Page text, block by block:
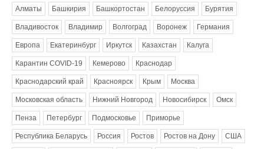
Алматы Башкирия Башкортостан Белоруссия Бурятия
Владивосток Владимир Волгоград Воронеж Германия
Европа Екатеринбург Иркутск Казахстан Калуга
Карантин COVID-19 Кемерово Краснодар
Краснодарский край Красноярск Крым Москва
Московская область Нижний Новгород Новосибирск Омск
Пенза Петербург Подмосковье Приморье
Республика Беларусь Россия Ростов Ростов на Дону США